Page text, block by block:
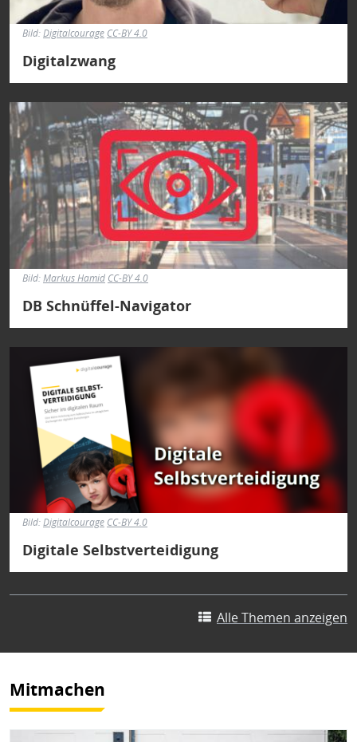
Bild:Digitalcourage CC-BY 4.0
Digitalzwang
Bild
Bild:Markus Hamid CC-BY 4.0
DB Schnüffel-Navigator
Bild
Bild:Digitalcourage CC-BY 4.0
Digitale Selbstverteidigung
Alle Themen anzeigen
Mitmachen
Bild